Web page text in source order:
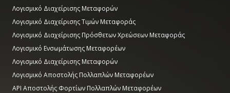
Λογισμικό Διαχείρισης Μεταφορών
Λογισμικό Διαχείρισης Τιμών Μεταφοράς
Λογισμικό Διαχείρισης Πρόσθετων Χρεώσεων Μεταφοράς
Λογισμικό Ενσωμάτωσης Μεταφορέων
Λογισμικό Διαχείρισης Μεταφορών
Λογισμικό Αποστολής Πολλαπλών Μεταφορέων
API Αποστολής Φορτίων Πολλαπλών Μεταφορέων